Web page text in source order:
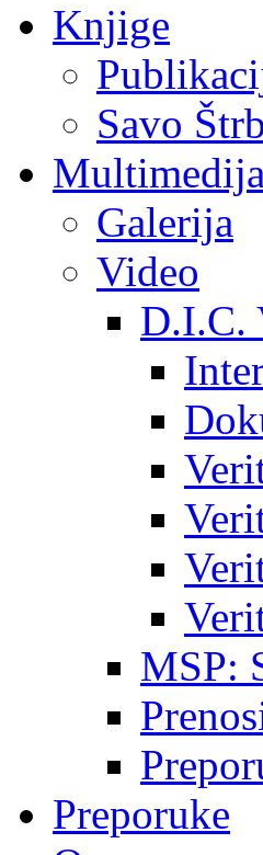
Knjige
Savo
Multimedija
Galerija
Video
D.I.C.
MSP:
Preporuke